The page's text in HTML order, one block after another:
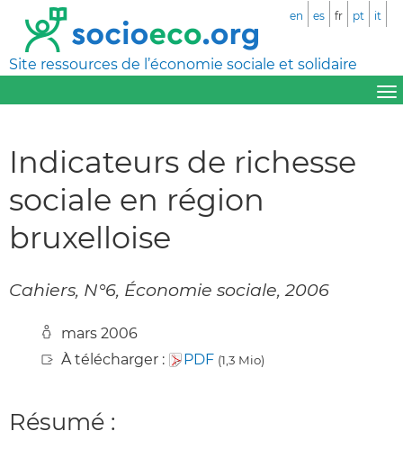
Site ressources de l’économie sociale et solidaire
en es fr pt it
Indicateurs de richesse
sociale en région
bruxelloise
Cahiers, N°6, Économie sociale, 2006
mars 2006
À télécharger :
PDF (1,3 Mio)
Résumé :